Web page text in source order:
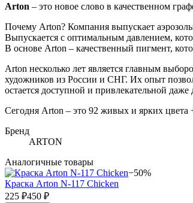
Arton – это новое слово в качественном
Почему Arton? Компания выпускает
Выпускается с оптимальным давлением,
В основе Arton – качественный пигмент,
Arton несколько лет является главным
художников из России и СНГ. Их опыт
остается доступной и привлекательной
Сегодня Arton – это 92 живых и ярких цвета
Бренд
ARTON
Аналогичные товары
−50%
Краска Arton N-117 Chicken
225 ₽450 ₽